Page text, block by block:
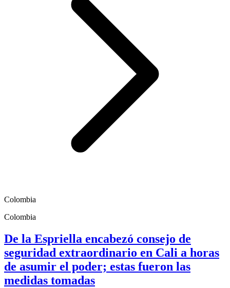
Colombia
Colombia
De la Espriella encabezó consejo de
seguridad extraordinario en Cali a horas
de asumir el poder; estas fueron las
medidas tomadas